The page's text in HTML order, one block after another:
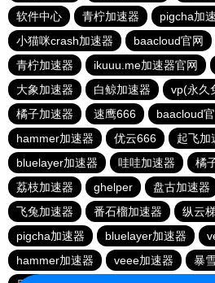
软件中心
青柠加速器 pigcha加
小猫咪crash加速器
baacloud官网
青柠加速器
ikuuu.me加速器官网
大象加速器
白鲸加速器
vp(永久
橘子加速器
速鹰666 baacloud
hammer加速器
优云666 起飞加
bluelayer加速器
哇哇加速器 橘
荔枝加速器
ghelper 盘古加速器
飞兔加速器
番石榴加速器 纵云
pigcha加速器
bluelayer加速器
hammer加速器
veee加速器 暴